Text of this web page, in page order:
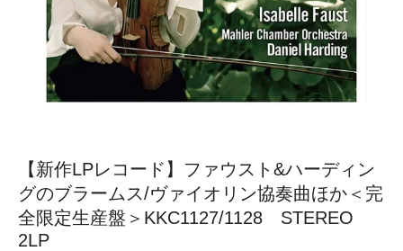
【新作LPレコード】ファウスト&ハーディン
グのブラームス/ヴァイオリン協奏曲ほか＜完
全限定生産盤＞KKC1127/1128 STEREO
2LP